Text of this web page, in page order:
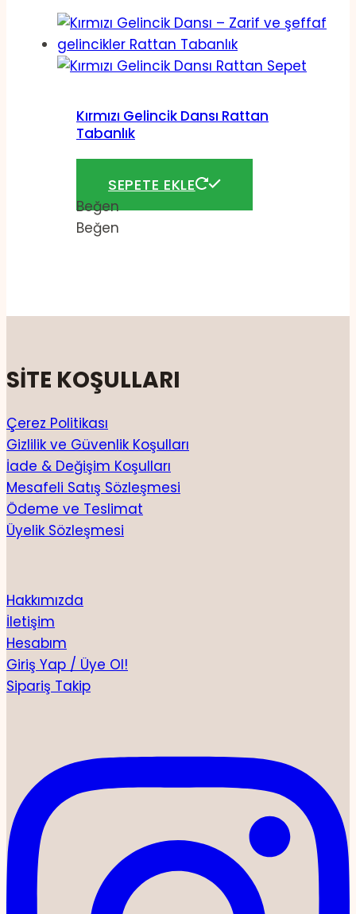
Kırmızı Gelincik Dansı Rattan
Tabanlık
SEPETE EKLE
Beğen
Beğen
SİTE KOŞULLARI
Çerez Politikası
Gizlilik ve Güvenlik Koşulları
İade & Değişim Koşulları
Mesafeli Satış Sözleşmesi
Ödeme ve Teslimat
Üyelik Sözleşmesi
Hakkımızda
İletişim
Hesabım
Giriş Yap / Üye Ol!
Sipariş Takip